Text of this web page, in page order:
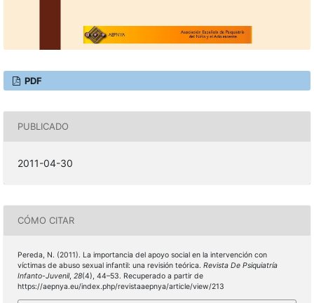
PDF
PUBLICADO
2011-04-30
CÓMO CITAR
Pereda, N. (2011). La importancia del apoyo social en la intervención con
víctimas de abuso sexual infantil: una revisión teórica. Revista De Psiquiatría
Infanto-Juvenil, 28(4), 44–53. Recuperado a partir de
https://aepnya.eu/index.php/revistaaepnya/article/view/213